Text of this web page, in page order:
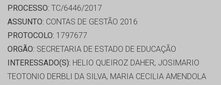
PROCESSO: TC/6446/2017
ASSUNTO: CONTAS DE GESTÃO 2016
PROTOCOLO: 1797677
ORGÃO: SECRETARIA DE ESTADO DE EDUCAÇÃO
INTERESSADO(S): HELIO QUEIROZ DAHER, JOSIMARIO
TEOTONIO DERBLI DA SILVA, MARIA CECILIA AMENDOLA